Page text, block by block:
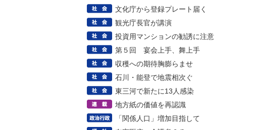
文化庁から登録プレート届く
観光庁長官が講演
投資用マンションの勧誘に注意
第５回 宴会上手、舞上手
収穫への期待胸膨らませ
石川・能登で地震相次ぐ
東三河で新たに13人感染
地方紙の価値を再認識
「関係人口」増加目指して